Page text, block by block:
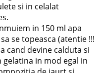
si in celalat
in 150 ml apa
se topeasca (atentie !!!
cand devine calduta si
in mod egal in